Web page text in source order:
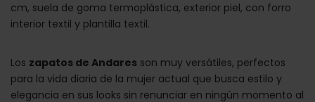
cm, suela de goma termoplástica, exterior piel, con forro
interior textil y plantilla textil.
Los zapatos de Andares son muy versátiles, perfectos
para la vida diaria de la mujer actual que busca estilo y
elegancia en sus looks sin renunciar en ningún momento al